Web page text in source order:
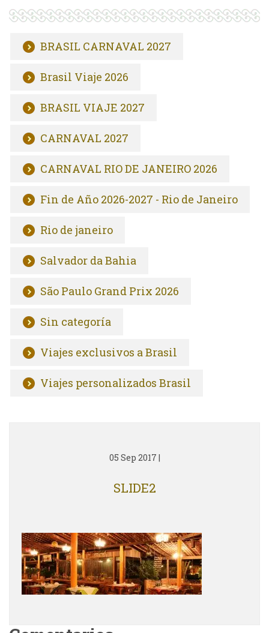
BRASIL CARNAVAL 2027
Brasil Viaje 2026
BRASIL VIAJE 2027
CARNAVAL 2027
CARNAVAL RIO DE JANEIRO 2026
Fin de Año 2026-2027 - Rio de Janeiro
Rio de janeiro
Salvador da Bahia
São Paulo Grand Prix 2026
Sin categoría
Viajes exclusivos a Brasil
Viajes personalizados Brasil
05 Sep 2017 |
SLIDE2